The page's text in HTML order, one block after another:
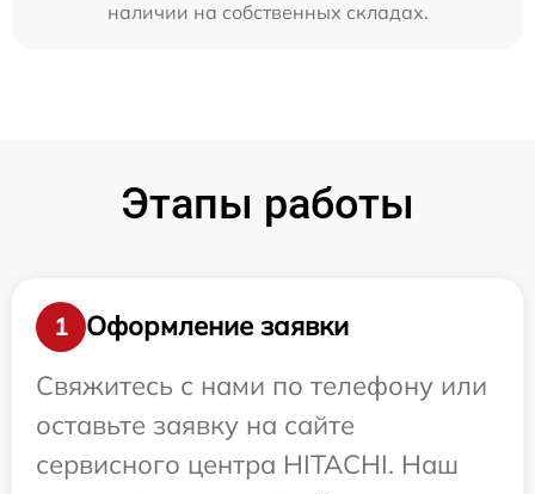
наличии на собственных складах.
Этапы работы
1
Оформление заявки
Свяжитесь с нами по телефону или
оставьте заявку на сайте
сервисного центра HITACHI. Наш